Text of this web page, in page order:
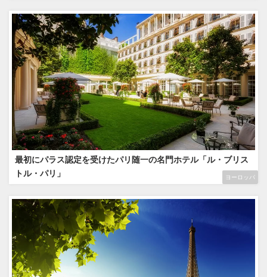
ヨーロッパ
最初にパラス認定を受けたパリ随一の名門ホテル「ル・ブリス
トル・パリ」